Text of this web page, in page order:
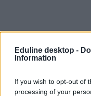
Eduline desktop -
Information
If you wish to opt-out of
processing of your
#döntéshozás